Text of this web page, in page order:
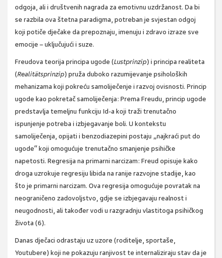
odgoja, ali i društvenih nagrada za emotivnu uzdržanost. Da bi
se razbila ova štetna paradigma, potreban je svjestan odgoj
koji potiče dječake da prepoznaju, imenuju i zdravo izraze sve
emocije – uključujući i suze.
Freudova teorija principa ugode (Lustprinzip) i principa realiteta
(Realitätsprinzip) pruža duboko razumijevanje psiholoških
mehanizama koji pokreću samoliječenje i razvoj ovisnosti. Princip
ugode kao pokretač samoliječenja: Prema Freudu, princip ugode
predstavlja temeljnu funkciju Id-a koji traži trenutačno
ispunjenje potreba i izbjegavanje boli. U kontekstu
samoliječenja, opijati i benzodiazepini postaju „najkraći put do
ugode“ koji omogućuje trenutačno smanjenje psihičke
napetosti. Regresija na primarni narcizam: Freud opisuje kako
droga uzrokuje regresiju libida na ranije razvojne stadije, kao
što je primarni narcizam. Ova regresija omogućuje povratak na
neograničeno zadovoljstvo, gdje se izbjegavaju realnost i
neugodnosti, ali također vodi u razgradnju vlastitoga psihičkog
života (6).
Danas dječaci odrastaju uz uzore (roditelje, sportaše,
Youtubere) koji ne pokazuju ranjivost te internaliziraju stav da je